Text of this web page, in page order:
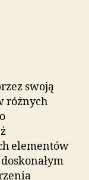
swoją
różnych
elementów